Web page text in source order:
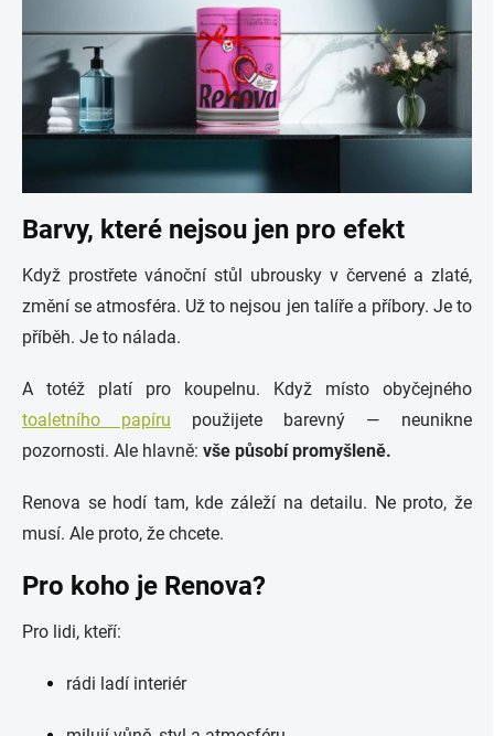
Barvy, které nejsou jen pro efekt
Když prostřete vánoční stůl ubrousky v červené a zlaté,
změní se atmosféra. Už to nejsou jen talíře a příbory. Je to
příběh. Je to nálada.
A totéž platí pro koupelnu. Když místo obyčejného
toaletního papíru použijete barevný — neunikne
pozornosti. Ale hlavně: vše působí promyšleně.
Renova se hodí tam, kde záleží na detailu. Ne proto, že
musí. Ale proto, že chcete.
Pro koho je Renova?
Pro lidi, kteří:
rádi ladí interiér